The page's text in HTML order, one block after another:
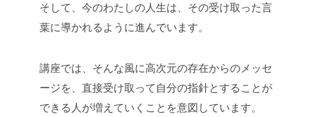
そして、今のわたしの人生は、その受け取った言
葉に導かれるように進んでいます。
講座では、そんな風に高次元の存在からのメッセ
ージを、直接受け取って自分の指針とすることが
できる人が増えていくことを意図しています。